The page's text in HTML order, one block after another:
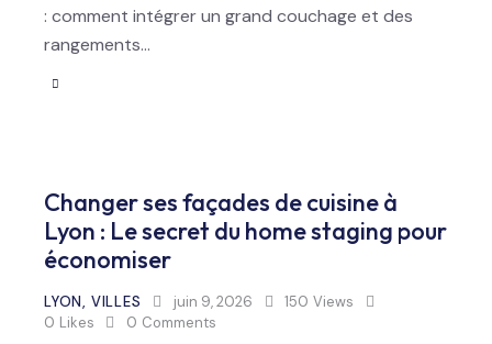
: comment intégrer un grand couchage et des
rangements…
Changer ses façades de cuisine à
Lyon : Le secret du home staging pour
économiser
LYON, VILLES juin 9, 2026 150 Views
0 Likes 0 Comments